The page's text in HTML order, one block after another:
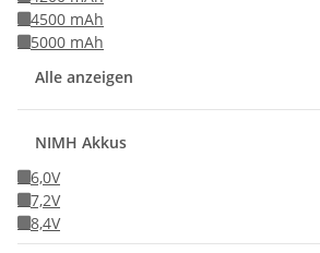
4500 mAh
5000 mAh
Alle anzeigen
NIMH Akkus
6,0V
7,2V
8,4V